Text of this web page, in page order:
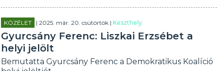
KÖZÉLET | 2025. már. 20. csütörtök |Keszthely
Gyurcsány Ferenc: Liszkai Erzsébet a
helyi jelölt
Bemutatta Gyurcsány Ferenc a Demokratikus Koalíció